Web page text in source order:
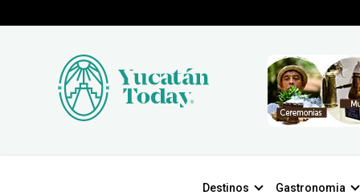
Destinos Gastronomia